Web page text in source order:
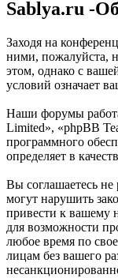
Sablya.ru -
Заходя на
ними, пожалуйста,
этом, однако с
условий означает
Наши форумы
Limited», «phpBB
программного
определяет в
Вы соглашаетесь
могут нарушить
привести к вашему
для возможности
любое время по
лицам без вашего